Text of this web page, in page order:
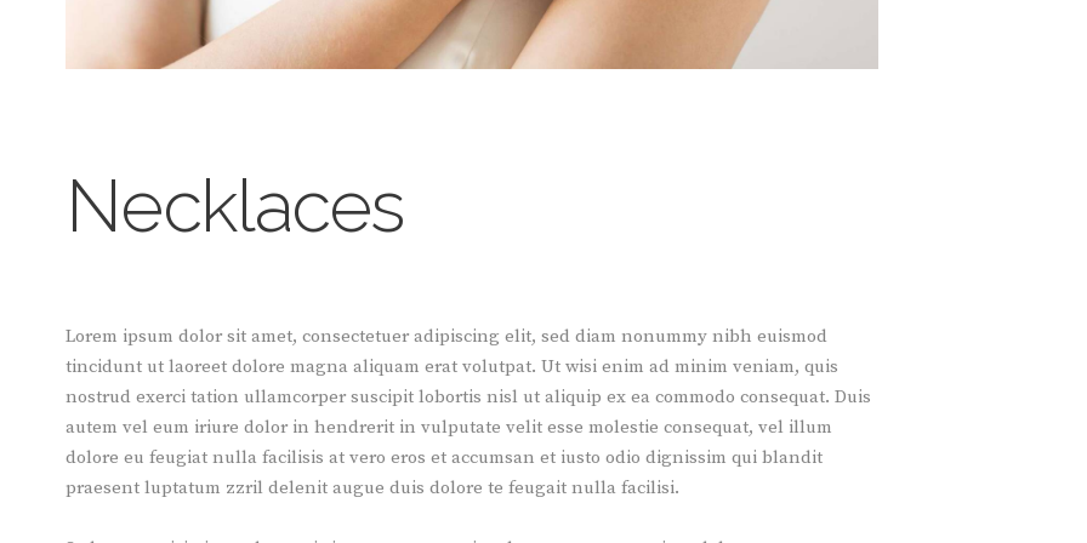
Necklaces
Lorem ipsum dolor sit amet, consectetuer adipiscing elit, sed diam nonummy nibh euismod
tincidunt ut laoreet dolore magna aliquam erat volutpat. Ut wisi enim ad minim veniam, quis
nostrud exerci tation ullamcorper suscipit lobortis nisl ut aliquip ex ea commodo consequat. Duis
autem vel eum iriure dolor in hendrerit in vulputate velit esse molestie consequat, vel illum
dolore eu feugiat nulla facilisis at vero eros et accumsan et iusto odio dignissim qui blandit
praesent luptatum zzril delenit augue duis dolore te feugait nulla facilisi.